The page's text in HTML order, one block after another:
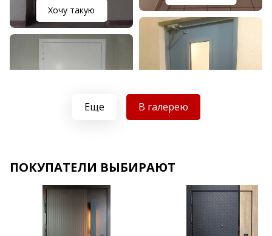
Хочу такую
Еще В галерею
ПОКУПАТЕЛИ ВЫБИРАЮТ